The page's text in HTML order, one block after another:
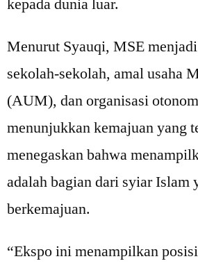
kepada dunia luar.
Menurut Syauqi, MSE
sekolah-sekolah, amal usaha
(AUM), dan organisasi
menunjukkan kemajuan yang
menegaskan bahwa
adalah bagian dari syiar Islam
berkemajuan.
“Ekspo ini menampilkan